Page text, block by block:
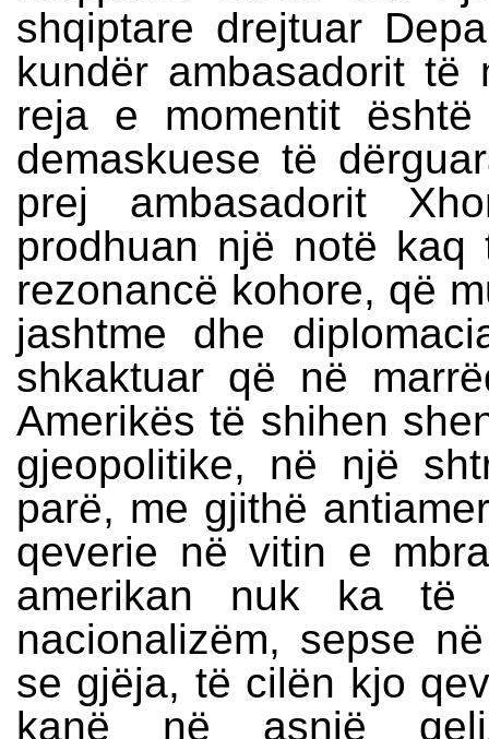
shqiptare drejtuar
kundër ambasadorit të
reja e momentit
demaskuese të
prej ambasadorit
prodhuan një notë
rezonancë kohore, që
jashtme dhe
shkaktuar që në
Amerikës të shihen
gjeopolitike, në një
parë, me gjithë
qeverie në vitin e
amerikan nuk ka të
nacionalizëm, sepse
se gjëja, të cilën kjo
kanë në asnjë